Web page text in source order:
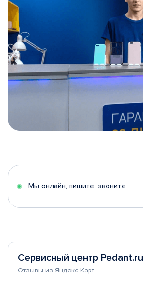
5
Мы онлайн, пишите, звоните
Сервисный центр Pedant.ru
Отзывы из Яндекс Карт